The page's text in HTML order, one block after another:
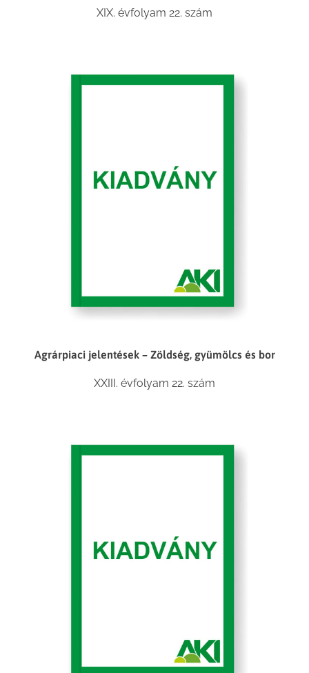
XIX. évfolyam 22. szám
Agrárpiaci jelentések – Zöldség, gyümölcs és bor
XXIII. évfolyam 22. szám